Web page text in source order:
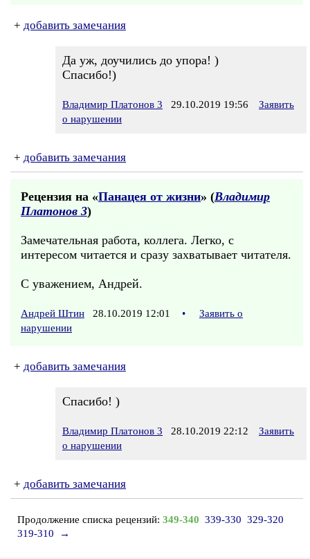
+ добавить замечания
Да уж, доучились до упора! )
Спасибо!)
Владимир Платонов 3 29.10.2019 19:56
Заявить
о нарушении
+ добавить замечания
Рецензия на «Панацея от жизни» (Владимир
Платонов 3)
Замечательная работа, коллега. Легко, с
интересом читается и сразу захватывает читателя.
С уважением, Андрей.
Андрей Штин 28.10.2019 12:01 •
Заявить о
нарушении
+ добавить замечания
Спасибо! )
Владимир Платонов 3 28.10.2019 22:12
Заявить
о нарушении
+ добавить замечания
Продолжение списка рецензий: 349-340 339-330 329-320
319-310
→